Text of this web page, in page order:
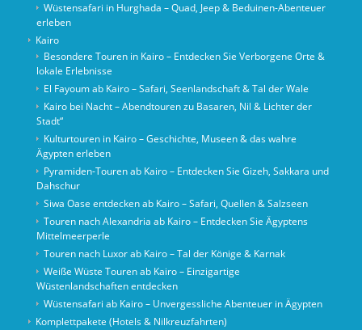
Wüstensafari in Hurghada – Quad, Jeep & Beduinen-Abenteuer
erleben
Kairo
Besondere Touren in Kairo – Entdecken Sie Verborgene Orte &
lokale Erlebnisse
El Fayoum ab Kairo – Safari, Seenlandschaft & Tal der Wale
Kairo bei Nacht – Abendtouren zu Basaren, Nil & Lichter der
Stadt“
Kulturtouren in Kairo – Geschichte, Museen & das wahre
Ägypten erleben
Pyramiden-Touren ab Kairo – Entdecken Sie Gizeh, Sakkara und
Dahschur
Siwa Oase entdecken ab Kairo – Safari, Quellen & Salzseen
Touren nach Alexandria ab Kairo – Entdecken Sie Ägyptens
Mittelmeerperle
Touren nach Luxor ab Kairo – Tal der Könige & Karnak
Weiße Wüste Touren ab Kairo – Einzigartige
Wüstenlandschaften entdecken
Wüstensafari ab Kairo – Unvergessliche Abenteuer in Ägypten
Komplettpakete (Hotels & Nilkreuzfahrten)